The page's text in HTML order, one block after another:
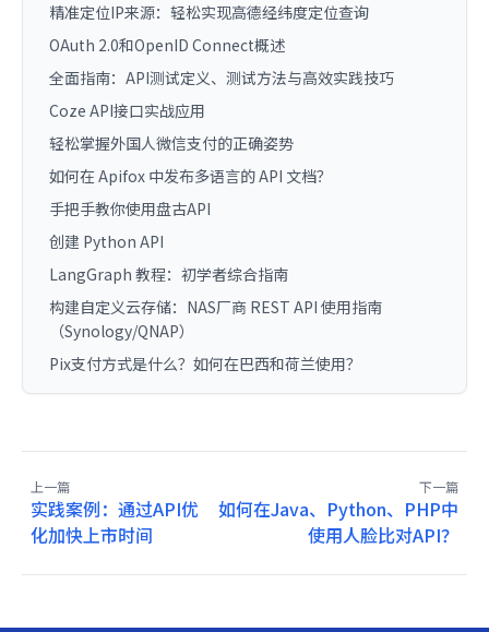
精准定位IP来源：轻松实现高德经纬度定位查询
OAuth 2.0和OpenID Connect概述
全面指南：API测试定义、测试方法与高效实践技巧
Coze API接口实战应用
轻松掌握外国人微信支付的正确姿势
如何在 Apifox 中发布多语言的 API 文档？
手把手教你使用盘古API
创建 Python API
LangGraph 教程：初学者综合指南
构建自定义云存储：NAS厂商 REST API 使用指南
（Synology/QNAP）
Pix支付方式是什么？如何在巴西和荷兰使用？
上一篇
实践案例：通过API优
化加快上市时间
下一篇
如何在Java、Python、PHP中
使用人脸比对API？